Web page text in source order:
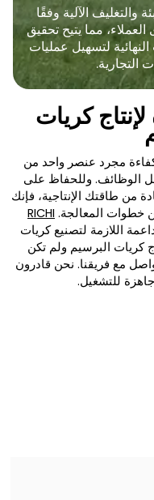
والتغليف الآلية وفقًا
مما يتيح تحقيق
لتسهيل عمليات
التجارية.
كريات
مجرد عنصر واحد من
الوظائف. وللحفاظ على
من طاقتك الإنتاجية، فإنك
خطوات المعالجة. RICHI
اللازمة لتصنيع كريات
كريات البرسيم ولم تكن
مع فريقنا. نحن قادرون
للتشغيل.